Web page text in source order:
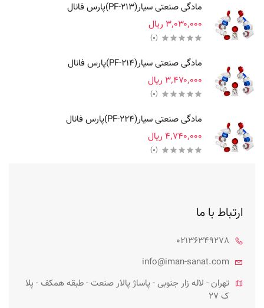
مادگی صنعتی سیار(PF-213)پارس فانال
‎ ۳٬۰۳۰٬۰۰۰ریال
(0)
مادگی صنعتی سیار(PF-214)پارس فانال
‎ ۳٬۴۷۰٬۰۰۰ریال
(0)
مادگی صنعتی سیار(PF-224)پارس فانال
‎ ۴٬۷۴۰٬۰۰۰ریال
(0)
ارتباط با ما
02136349278
info@iman-sanat.com
تهران - لاله زار جنوبی - پاساژ پالار صنعت - طبقه همکف - پلا
ک 27